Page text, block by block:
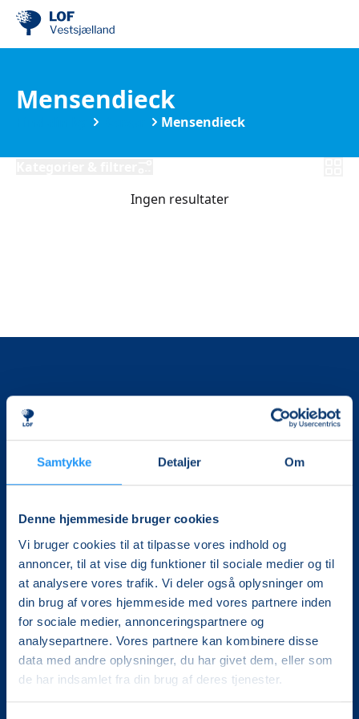
Samtykke Detaljer Om
Denne hjemmeside bruger cookies
Vi bruger cookies til at tilpasse vores indhold og
annoncer, til at vise dig funktioner til sociale medier og til
at analysere vores trafik. Vi deler også oplysninger om
din brug af vores hjemmeside med vores partnere inden
for sociale medier, annonceringspartnere og
analysepartnere. Vores partnere kan kombinere disse
data med andre oplysninger, du har givet dem, eller som
de har indsamlet fra din brug af deres tjenester.
Mensendieck
Mensendieck
Ingen resultater
Det, der er vigtigt for samfundet, er vigtigt for os
Vi skaber rammerne for meningsfulde møder mellem
mere end 100.000 deltagere i hele landet med kurser,
foredrag og oplevelser.
LOF Vestsjælland
Gl. Torv 4A, 1.
4200 Slagelse
CVR. 30228510
Tlf.: 5852 5681